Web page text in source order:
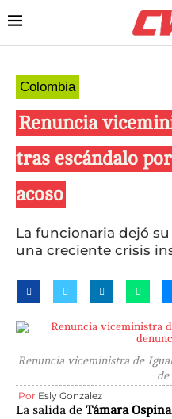
Colombia
Renuncia
tras escándalo
acoso
La funcionaria dejó
una creciente crisis
Renuncia viceministra de
de
Por Esly Gonzalez
La salida de Támara